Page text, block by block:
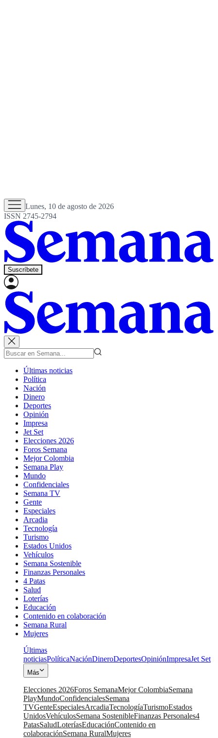
Lunes, 10 de agosto de 2026
ISSN 2745-2794
Suscríbete
Últimas noticias
Política
Nación
Dinero
Deportes
Opinión
Impresa
Jet Set
Elecciones 2026
Foros Semana
Mejor Colombia
Semana Play
Mundo
Confidenciales
Semana TV
Gente
Especiales
Arcadia
Tecnología
Turismo
Estados Unidos
Vehículos
Semana Sostenible
Finanzas Personales
4 Patas
Salud
Loterías
Educación
Contenido en colaboración
Semana Rural
Mujeres
Últimas
noticiasPolíticaNaciónDineroDeportesOpiniónImpresaJet Set
Más
Elecciones 2026Foros SemanaMejor ColombiaSemana
PlayMundoConfidencialesSemana
TVGenteEspecialesArcadiaTecnologíaTurismoEstados
UnidosVehículosSemana SostenibleFinanzas Personales4
PatasSaludLoteríasEducaciónContenido en
colaboraciónSemana RuralMujeres